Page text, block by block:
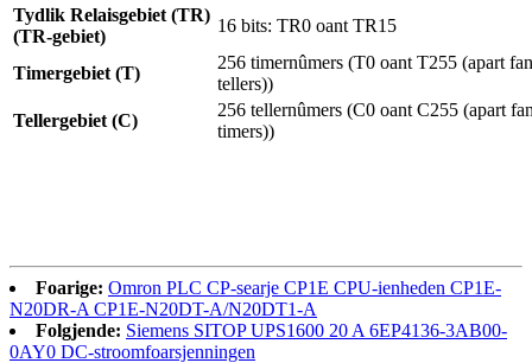
Tydlik Relaisgebiet (TR)
(TR-gebiet)
16 bits: TR0 oant TR15
Timergebiet (T)
256 timernûmers (T0 oant T255 (apart fan
tellers))
Tellergebiet (C)
256 tellernûmers (C0 oant C255 (apart
timers))
Foarige: Omron PLC CP-searje CP1E CPU-ienheden CP1E-
N20DR-A CP1E-N20DT-A/N20DT1-A
Folgjende: Siemens SITOP UPS1600 20 A 6EP4136-3AB00-
0AY0 DC-stroomfoarsjenningen